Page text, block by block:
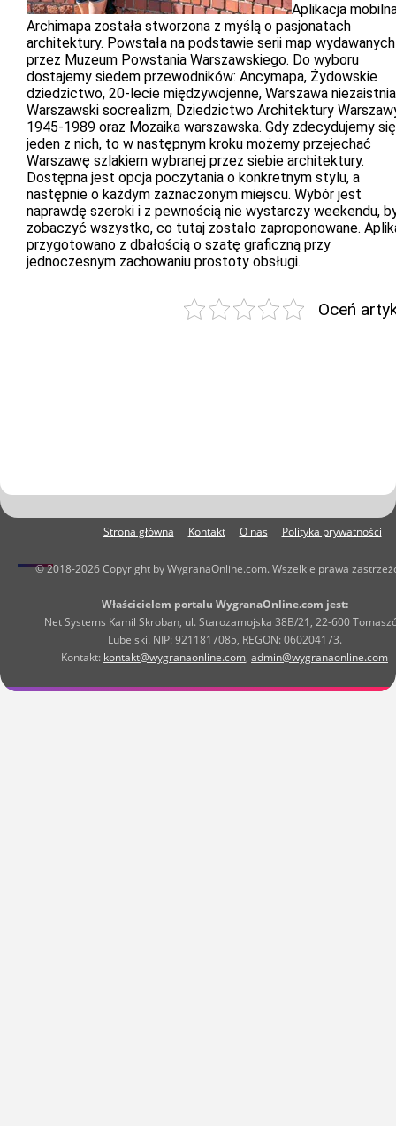
Aplikacja
Archimapa została stworzona z myślą o pasjonatach
architektury. Powstała na podstawie serii map wydawanych
przez Muzeum Powstania Warszawskiego. Do wyboru
dostajemy siedem przewodników: Ancymapa, Żydowskie
dziedzictwo, 20-lecie międzywojenne, Warszawa
Warszawski socrealizm, Dziedzictwo Architektury
1945-1989 oraz Mozaika warszawska. Gdy zdecydujemy
jeden z nich, to w następnym kroku możemy przejechać
Warszawę szlakiem wybranej przez siebie architektury.
Dostępna jest opcja poczytania o konkretnym stylu, a
następnie o każdym zaznaczonym miejscu. Wybór jest
naprawdę szeroki i z pewnością nie wystarczy weekendu,
zobaczyć wszystko, co tutaj zostało zaproponowane.
przygotowano z dbałością o szatę graficzną przy
jednoczesnym zachowaniu prostoty obsługi.
Oceń
Strona główna Kontakt O nas Polityka prywatności
© 2018-2026 Copyright by WygranaOnline.com. Wszelkie prawa
Właścicielem portalu WygranaOnline.com jest:
Net Systems Kamil Skroban, ul. Starozamojska 38B/21, 22-600
Lubelski. NIP: 9211817085, REGON: 060204173.
Kontakt: kontakt@wygranaonline.com, admin@wygranaonline.com